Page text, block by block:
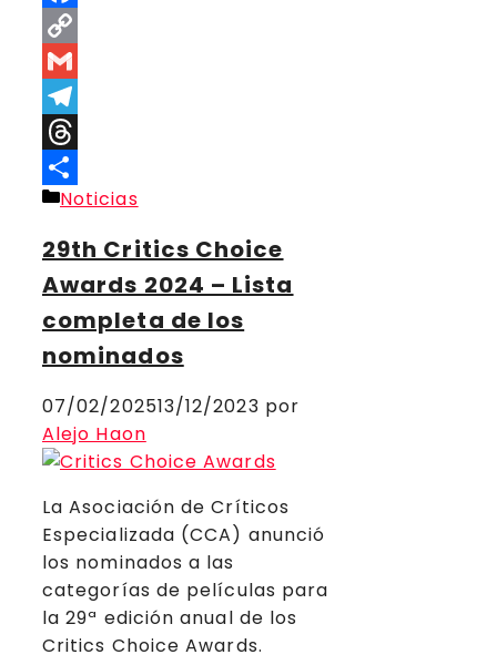
Facebook
Copy
Link
Gmail
Telegram
Threads
Compartir
Categorías
Noticias
29th Critics Choice
Awards 2024 – Lista
completa de los
nominados
07/02/202513/12/2023 por
Alejo Haon
La Asociación de Críticos
Especializada (CCA) anunció
los nominados a las
categorías de películas para
la 29ª edición anual de los
Critics Choice Awards.